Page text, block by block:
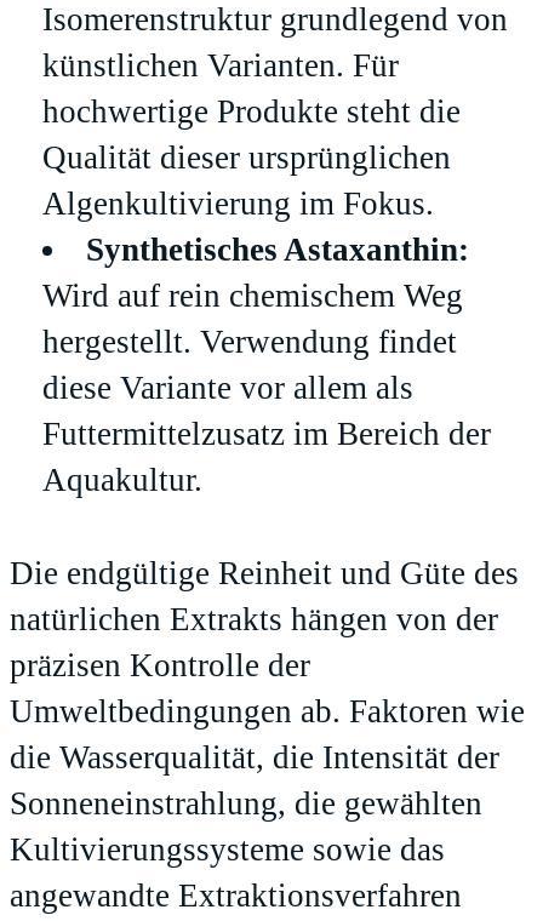
Isomerenstruktur grundlegend von
künstlichen Varianten. Für
hochwertige Produkte steht die
Qualität dieser ursprünglichen
Algenkultivierung im Fokus.
Synthetisches Astaxanthin:
Wird auf rein chemischem Weg
hergestellt. Verwendung findet
diese Variante vor allem als
Futtermittelzusatz im Bereich der
Aquakultur.
Die endgültige Reinheit und Güte des
natürlichen Extrakts hängen von der
präzisen Kontrolle der
Umweltbedingungen ab. Faktoren wie
die Wasserqualität, die Intensität der
Sonneneinstrahlung, die gewählten
Kultivierungssysteme sowie das
angewandte Extraktionsverfahren